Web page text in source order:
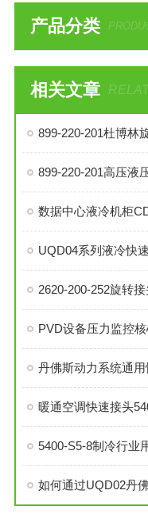
产品分类
相关文章
899-220-201高压液
2620-200-252旋转
PVD设备压力监控